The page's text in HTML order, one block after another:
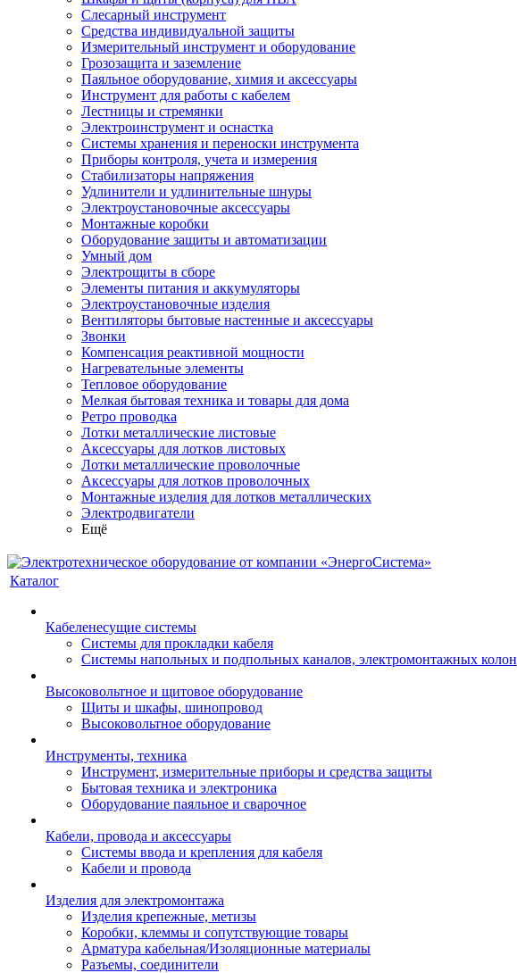
Слесарный инструмент
Средства индивидуальной защиты
Измерительный инструмент и оборудование
Грозозащита и заземление
Паяльное оборудование, химия и аксессуары
Инструмент для работы с кабелем
Лестницы и стремянки
Электроинструмент и оснастка
Системы хранения и переноски инструмента
Приборы контроля, учета и измерения
Стабилизаторы напряжения
Удлинители и удлинительные шнуры
Электроустановочные аксессуары
Монтажные коробки
Оборудование защиты и автоматизации
Умный дом
Электрощиты в сборе
Элементы питания и аккумуляторы
Электроустановочные изделия
Вентиляторы бытовые настенные и аксессуары
Звонки
Компенсация реактивной мощности
Нагревательные элементы
Тепловое оборудование
Мелкая бытовая техника и товары для дома
Ретро проводка
Лотки металлические листовые
Аксессуары для лотков листовых
Лотки металлические проволочные
Аксессуары для лотков проволочных
Монтажные изделия для лотков металлических
Электродвигатели
Ещё
Каталог
Кабеленесущие системы
Системы для прокладки кабеля
Системы напольных и подпольных каналов, электромонтажных колон
Высоковольтное и щитовое оборудование
Щиты и шкафы, шинопровод
Высоковольтное оборудование
Инструменты, техника
Инструмент, измерительные приборы и средства защиты
Бытовая техника и электроника
Оборудование паяльное и сварочное
Кабели, провода и аксессуары
Системы ввода и крепления для кабеля
Кабели и провода
Изделия для электромонтажа
Изделия крепежные, метизы
Коробки, клеммы и сопутствующие товары
Арматура кабельная/Изоляционные материалы
Разъемы, соединители